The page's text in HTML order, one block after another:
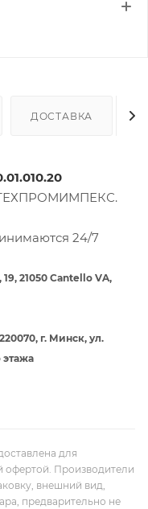
ДОСТАВКА
ТЕХПРОМИМПЕКС.
24/7
21050 Cantello VA,
г. Минск, ул.
для
офертой. Производители
внешний вид,
предварительно не